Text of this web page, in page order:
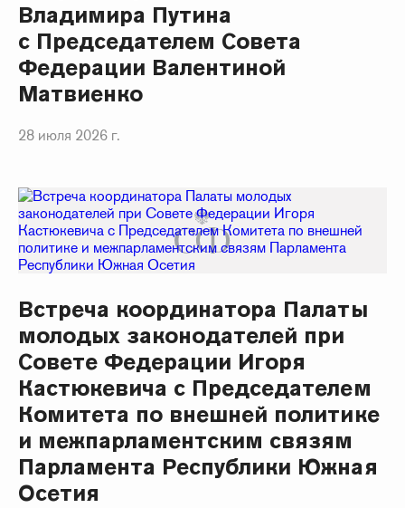
Владимира Путина
с Председателем Совета
Федерации Валентиной
Матвиенко
28 июля 2026 г.
Встреча координатора Палаты
молодых законодателей при
Совете Федерации Игоря
Кастюкевича с Председателем
Комитета по внешней политике
и межпарламентским связям
Парламента Республики Южная
Осетия